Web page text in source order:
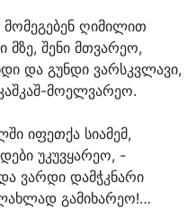
მომეგებენ ღიმილით
მზე, შენი მთვარეო,
დი და გუნდი ვარსკვლავი,
მოელვარეო.
ში იფეთქა სიამემ,
დები უკუვყარეო, -
ვარდი დამჭკნარი
ლად გამიხარეო!…